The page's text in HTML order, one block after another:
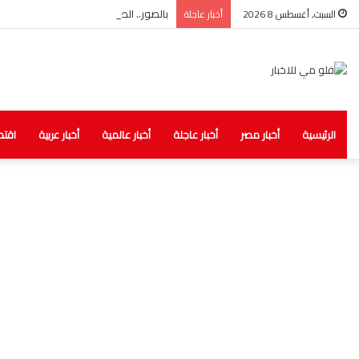
السبت, أغسطس 8 2026 أخبار عاجلة بالصور.. الصحة: ضبط مخزن غير مرخص
الرئيسية أخبار مصر أخبار عاجلة أخبار عالمية أخبار عربية